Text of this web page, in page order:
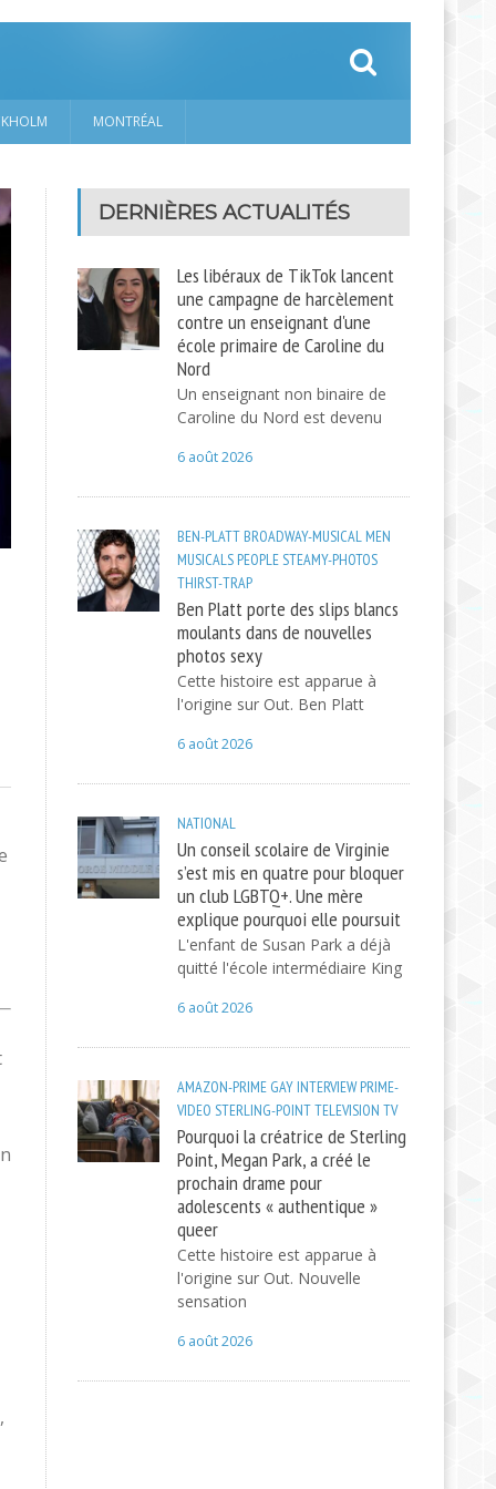
MONTRÉAL
DERNIÈRES ACTUALITÉS
Les libéraux de TikTok lancent
une campagne de harcèlement
contre un enseignant d'une
école primaire de Caroline du
Nord
Un enseignant non binaire de
Caroline du Nord est devenu
6 août 2026
BEN-PLATT BROADWAY-MUSICAL MEN
MUSICALS PEOPLESTEAMY-PHOTOS
THIRST-TRAP
Ben Platt porte des slips blancs
moulants dans de nouvelles
photos sexy
Cette histoire est apparue à
l'origine sur Out. Ben Platt
6 août 2026
NATIONAL
Un conseil scolaire de Virginie
s’est mis en quatre pour bloquer
un club LGBTQ+. Une mère
explique pourquoi elle poursuit
L'enfant de Susan Park a déjà
quitté l'école intermédiaire King
6 août 2026
AMAZON-PRIME GAY INTERVIEW PRIME-
VIDEO STERLING-POINTTELEVISION TV
Pourquoi la créatrice de Sterling
Point, Megan Park, a créé le
prochain drame pour
adolescents « authentique »
queer
Cette histoire est apparue à
l'origine sur Out. Nouvelle
sensation
6 août 2026